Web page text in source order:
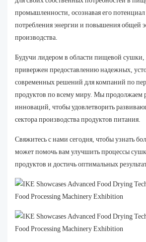
промышленности, осознавая его
потребления энергии и повышения общей
производства.
Будучи лидером в области пищевой
привержен предоставлению надежных,
современных решений для компаний по
продуктов по всему миру. Мы продолжаем
инноваций, чтобы удовлетворить
сектора производства продуктов питания.
Свяжитесь с нами сегодня, чтобы узнать
может помочь вам улучшить процессы
продуктов и достичь оптимальных